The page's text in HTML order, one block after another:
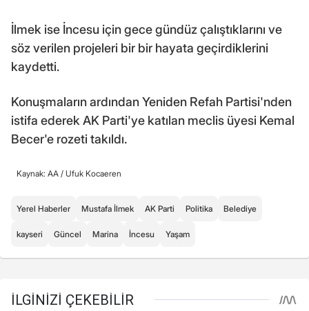
İlmek ise İncesu için gece gündüz çalıştıklarını ve
söz verilen projeleri bir bir hayata geçirdiklerini
kaydetti.
Konuşmaların ardından Yeniden Refah Partisi'nden
istifa ederek AK Parti'ye katılan meclis üyesi Kemal
Becer'e rozeti takıldı.
Kaynak: AA / Ufuk Kocaeren
Yerel Haberler Mustafa İlmek AK Parti Politika Belediye
kayseri Güncel Marina İncesu Yaşam